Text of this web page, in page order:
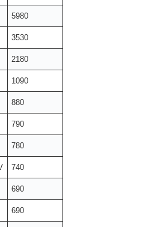
5980
3530
2180
1090
880
790
780
740
690
690